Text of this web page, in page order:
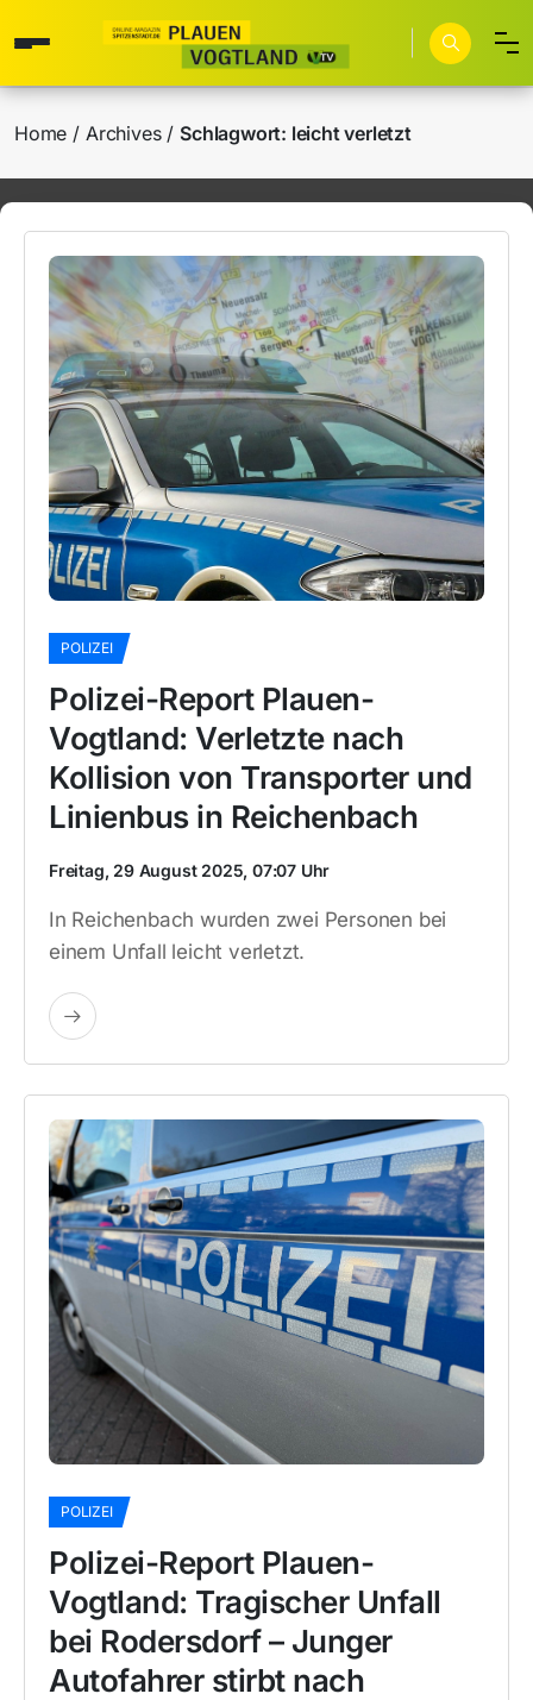
Home Archives Schlagwort: leicht verletzt
POLIZEI
Polizei-Report Plauen-
Vogtland: Verletzte nach
Kollision von Transporter und
Linienbus in Reichenbach
Freitag, 29 August 2025, 07:07 Uhr
In Reichenbach wurden zwei Personen bei
einem Unfall leicht verletzt.
POLIZEI
Polizei-Report Plauen-
Vogtland: Tragischer Unfall
bei Rodersdorf – Junger
Autofahrer stirbt nach